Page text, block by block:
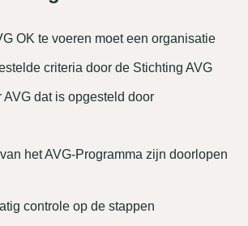
OK te voeren moet een organisatie
criteria door de Stichting AVG
AVG dat is opgesteld door
het AVG-Programma zijn doorlopen
controle op de stappen